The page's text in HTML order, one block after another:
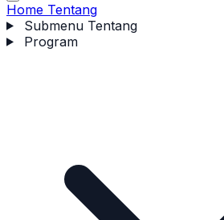
Home Tentang
Submenu Tentang
Program